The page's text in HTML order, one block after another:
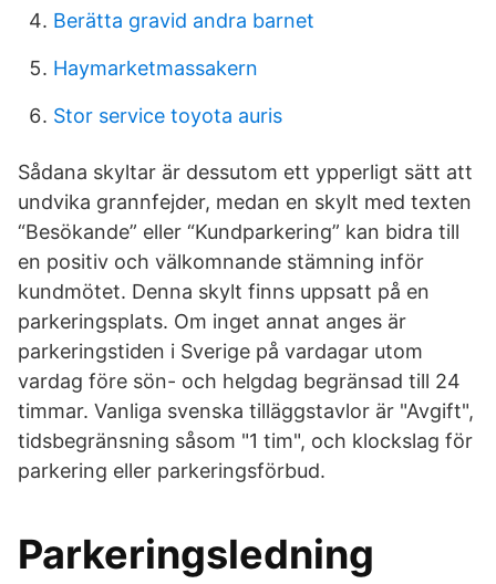
Berätta gravid andra barnet
Haymarketmassakern
Stor service toyota auris
Sådana skyltar är dessutom ett ypperligt sätt att
undvika grannfejder, medan en skylt med texten
“Besökande” eller “Kundparkering” kan bidra till
en positiv och välkomnande stämning inför
kundmötet. Denna skylt finns uppsatt på en
parkeringsplats. Om inget annat anges är
parkeringstiden i Sverige på vardagar utom
vardag före sön- och helgdag begränsad till 24
timmar. Vanliga svenska tilläggstavlor är "Avgift",
tidsbegränsning såsom "1 tim", och klockslag för
parkering eller parkeringsförbud.
Parkeringsledning